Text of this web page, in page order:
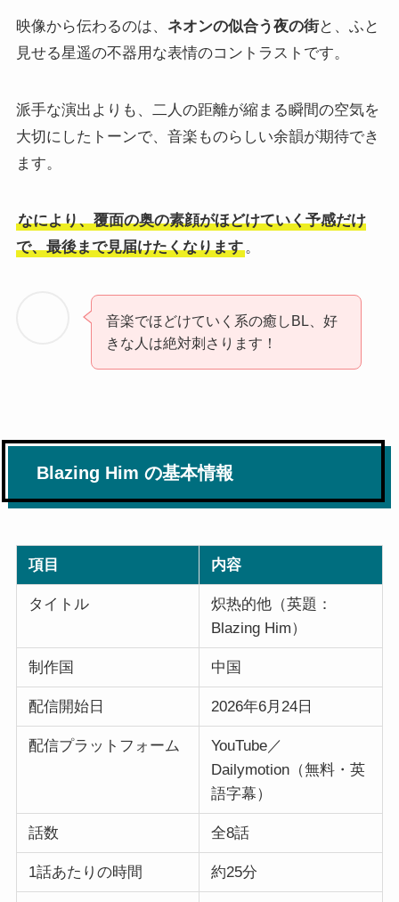
映像から伝わるのは、 ネオンの似合う夜の街と、ふと
見せる星遥の不器用な表情のコントラストです。
派手な演出よりも、二人の距離が縮まる瞬間の空気を
大切にしたトーンで、音楽ものらしい余韻が期待でき
ます。
なにより、覆面の奥の素顔がほどけていく予感だけ
で、最後まで見届けたくなります。
音楽でほどけていく系の癒しBL、好
きな人は絶対刺さります！
Blazing Him の基本情報
項目 内容
タイトル
炽热的他（英題：
Blazing Him）
制作国 中国
配信開始日 2026年6月24日
配信プラットフォーム
YouTube／
Dailymotion（無料・英
語字幕）
話数 全8話
1話あたりの時間 約25分